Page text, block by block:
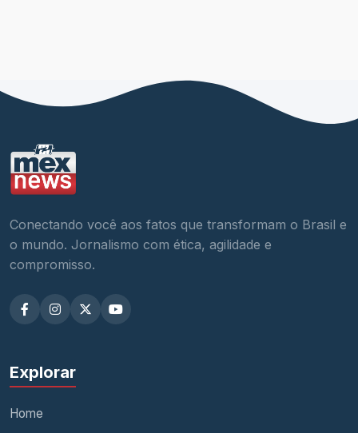
Conectando você aos fatos que transformam o Brasil e
o mundo. Jornalismo com ética, agilidade e
compromisso.
Explorar
Home